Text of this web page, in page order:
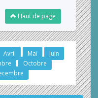
Haut de page
Avril Mai
Juin
Octobre